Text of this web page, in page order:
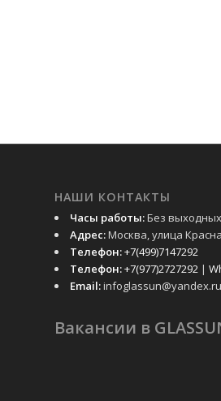
НАШИ КОНТАКТЫ
Часы работы:Без выходных
Адрес:Москва, улица
Телефон:+7(499)7147292
Телефон:+7(977)2727292 |
Email:infoglassun@yandex.ru
Вакансии в